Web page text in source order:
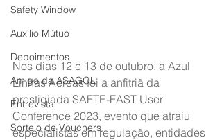
Safety Window
Auxílio Mútuo
Depoimentos
Amigo da ASAGOL
Entrevista
Sorteio de Vouchers
Nos dias 12 e 13 de outubro, a Azul
Linhas Aéreas foi a anfitriã da
prestigiada SAFTE-FAST User
Conference 2023, evento que atraiu
especialistas em regulação, entidades